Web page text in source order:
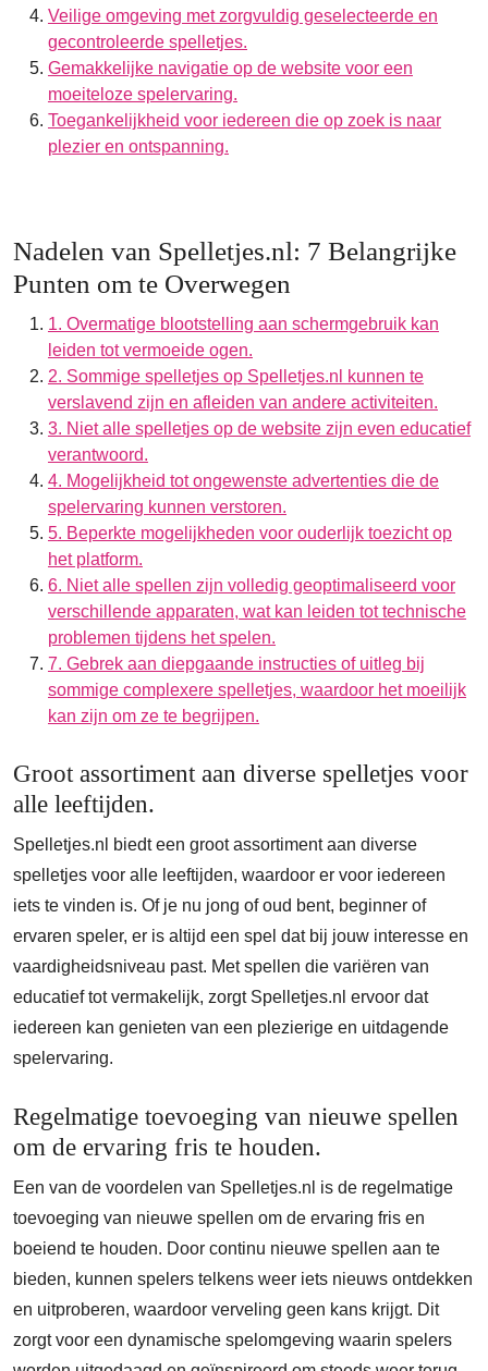
Veilige omgeving met zorgvuldig geselecteerde en
gecontroleerde spelletjes.
Gemakkelijke navigatie op de website voor een
moeiteloze spelervaring.
Toegankelijkheid voor iedereen die op zoek is naar
plezier en ontspanning.
Nadelen van Spelletjes.nl: 7 Belangrijke
Punten om te Overwegen
1. Overmatige blootstelling aan schermgebruik kan
leiden tot vermoeide ogen.
2. Sommige spelletjes op Spelletjes.nl kunnen te
verslavend zijn en afleiden van andere activiteiten.
3. Niet alle spelletjes op de website zijn even educatief
verantwoord.
4. Mogelijkheid tot ongewenste advertenties die de
spelervaring kunnen verstoren.
5. Beperkte mogelijkheden voor ouderlijk toezicht op
het platform.
6. Niet alle spellen zijn volledig geoptimaliseerd voor
verschillende apparaten, wat kan leiden tot technische
problemen tijdens het spelen.
7. Gebrek aan diepgaande instructies of uitleg bij
sommige complexere spelletjes, waardoor het moeilijk
kan zijn om ze te begrijpen.
Groot assortiment aan diverse spelletjes voor
alle leeftijden.
Spelletjes.nl biedt een groot assortiment aan diverse
spelletjes voor alle leeftijden, waardoor er voor iedereen
iets te vinden is. Of je nu jong of oud bent, beginner of
ervaren speler, er is altijd een spel dat bij jouw interesse en
vaardigheidsniveau past. Met spellen die variëren van
educatief tot vermakelijk, zorgt Spelletjes.nl ervoor dat
iedereen kan genieten van een plezierige en uitdagende
spelervaring.
Regelmatige toevoeging van nieuwe spellen
om de ervaring fris te houden.
Een van de voordelen van Spelletjes.nl is de regelmatige
toevoeging van nieuwe spellen om de ervaring fris en
boeiend te houden. Door continu nieuwe spellen aan te
bieden, kunnen spelers telkens weer iets nieuws ontdekken
en uitproberen, waardoor verveling geen kans krijgt. Dit
zorgt voor een dynamische spelomgeving waarin spelers